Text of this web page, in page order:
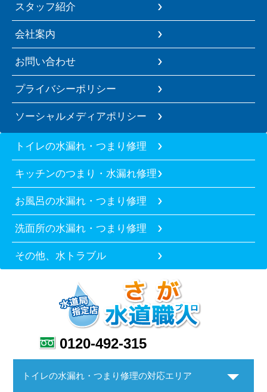
スタッフ紹介
会社案内
お問い合わせ
プライバシーポリシー
ソーシャルメディアポリシー
トイレの水漏れ・つまり修理
キッチンのつまり・水漏れ修理
お風呂の水漏れ・つまり修理
洗面所の水漏れ・つまり修理
その他、水トラブル
0120-492-315
トイレの水漏れ・つまり修理の対応エリア